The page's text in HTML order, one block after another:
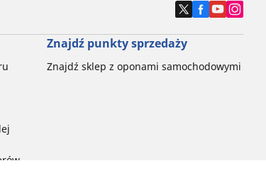
Znajdź punkty sprzedaży
Znajdź sklep z oponami samochodowymi